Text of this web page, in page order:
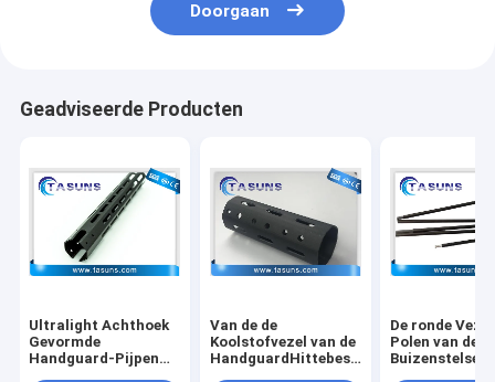
Doorgaan
Geadviseerde Producten
Ultralight Achthoek
Gevormde
Handguard-Pijpen
Van de de
Koolstofvezel van de
HandguardHittebestendigheid
De ronde
Polen van de